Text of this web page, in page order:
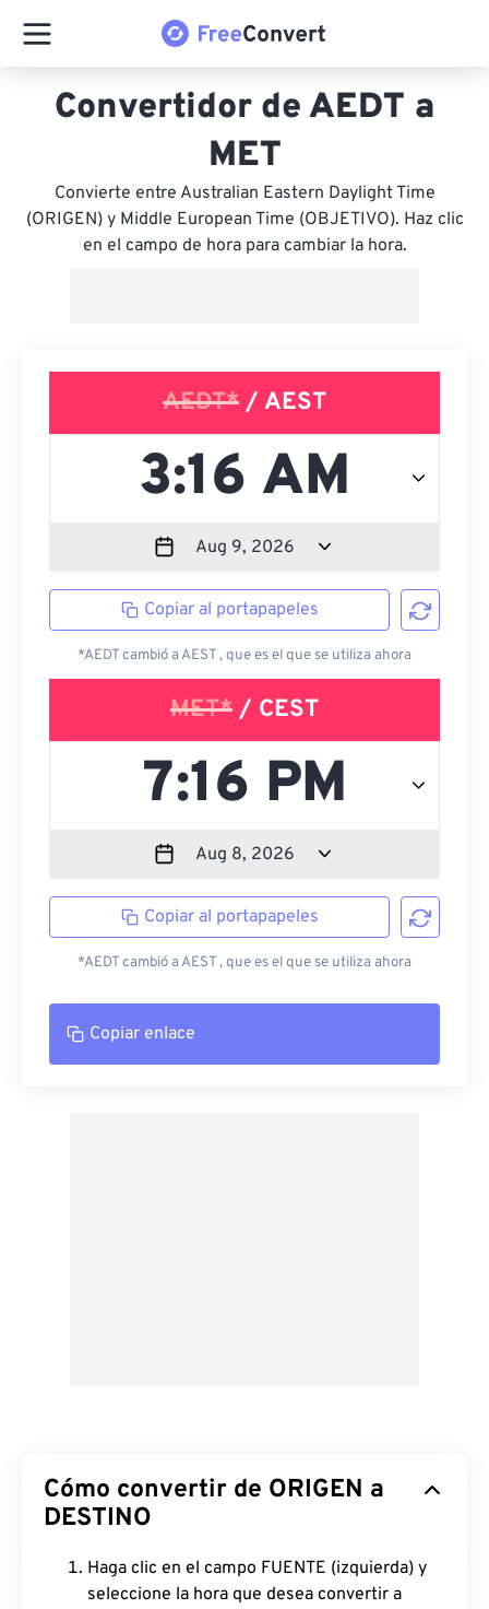
Convertidor de AEDT a
MET
Convierte entre Australian Eastern Daylight Time
(ORIGEN) y Middle European Time (OBJETIVO). Haz clic
en el campo de hora para cambiar la hora.
AEDT* / AEST
Copiar al portapapeles
*AEDT cambió a AEST , que es el que se utiliza ahora
MET* / CEST
Copiar al portapapeles
*AEDT cambió a AEST , que es el que se utiliza ahora
Copiar enlace
Cómo convertir de ORIGEN a
DESTINO
Haga clic en el campo FUENTE (izquierda) y
seleccione la hora que desea convertir a